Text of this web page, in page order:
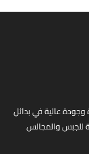
عالية في بدائل
للجبس والمجالس